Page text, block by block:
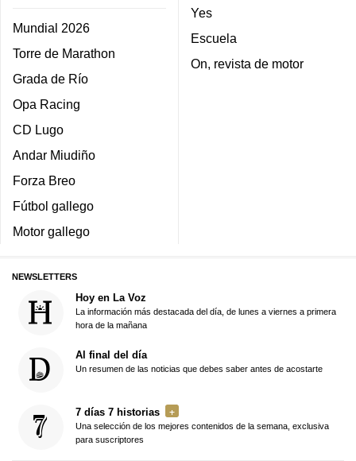
Mundial 2026
Torre de Marathon
Grada de Río
Opa Racing
CD Lugo
Andar Miudiño
Forza Breo
Fútbol gallego
Motor gallego
Yes
Escuela
On, revista de motor
NEWSLETTERS
Hoy en La Voz
La información más destacada del día, de lunes a viernes a primera
hora de la mañana
Al final del día
Un resumen de las noticias que debes saber antes de acostarte
7 días 7 historias
Una selección de los mejores contenidos de la semana, exclusiva
para suscriptores